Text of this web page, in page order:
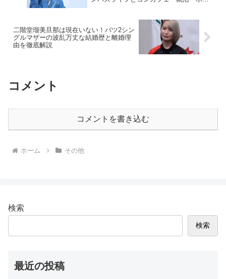
二階堂瑠美旦那は現在いない！バツ2シン
グルマザーの波乱万丈な結婚歴と離婚理
由を徹底解説
コメント
コメントを書き込む
ホーム その他
検索
検索
最近の投稿